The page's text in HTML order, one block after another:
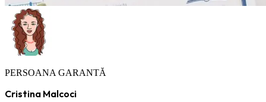
PERSOANA GARANTĂ
Cristina Malcoci